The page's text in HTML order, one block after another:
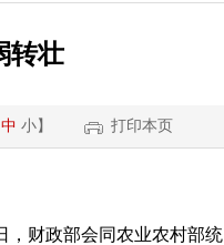
转壮
中 小】 打印本页
财政部会同农业农村部统